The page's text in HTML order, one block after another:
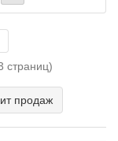
страниц)
продаж